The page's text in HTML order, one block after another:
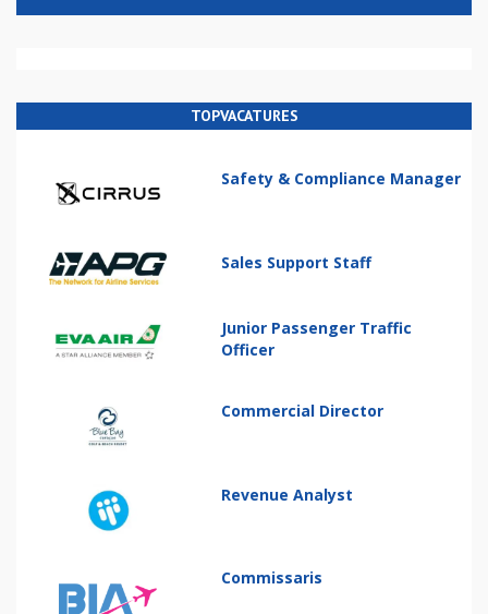
TOPVACATURES
Safety & Compliance Manager
Sales Support Staff
Junior Passenger Traffic
Officer
Commercial Director
Revenue Analyst
Commissaris